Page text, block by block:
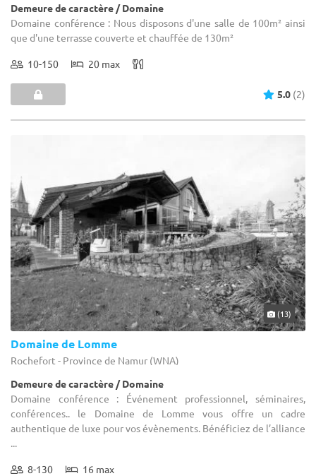
Demeure de caractère / Domaine
Domaine conférence : Nous disposons d'une salle de 100m² ainsi
que d'une terrasse couverte et chauffée de 130m²
10-150 20 max
5.0 (2)
(13)
Domaine de Lomme
Rochefort - Province de Namur (WNA)
Demeure de caractère / Domaine
Domaine conférence : Événement professionnel, séminaires,
conférences.. le Domaine de Lomme vous offre un cadre
authentique de luxe pour vos évènements. Bénéficiez de l’alliance
...
8-130 16 max